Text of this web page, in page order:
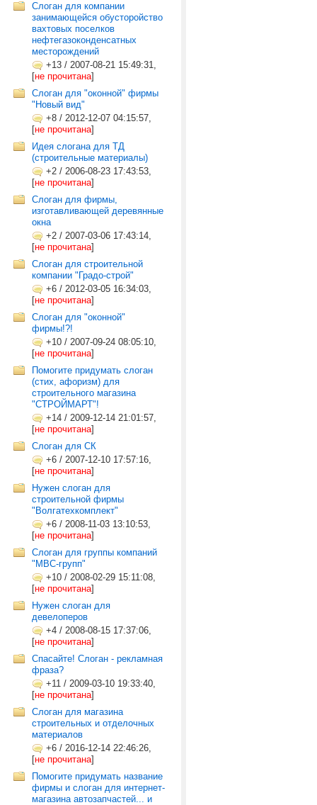
Слоган для компании
занимающейся обусторойство
вахтовых поселков
нефтегазоконденсатных
месторождений
+13 / 2007-08-21 15:49:31,
[не прочитана]
Слоган для "оконной" фирмы
"Новый вид"
+8 / 2012-12-07 04:15:57,
[не прочитана]
Идея слогана для ТД
(строительные материалы)
+2 / 2006-08-23 17:43:53,
[не прочитана]
Слоган для фирмы,
изготавливающей деревянные
окна
+2 / 2007-03-06 17:43:14,
[не прочитана]
Слоган для строительной
компании "Градо-строй"
+6 / 2012-03-05 16:34:03,
[не прочитана]
Слоган для "оконной"
фирмы!?!
+10 / 2007-09-24 08:05:10,
[не прочитана]
Помогите придумать слоган
(стих, афоризм) для
строительного магазина
"СТРОЙМАРТ"!
+14 / 2009-12-14 21:01:57,
[не прочитана]
Cлоган для СК
+6 / 2007-12-10 17:57:16,
[не прочитана]
Нужен слоган для
строительной фирмы
"Волгатехкомплект"
+6 / 2008-11-03 13:10:53,
[не прочитана]
Слоган для группы компаний
"МВС-групп"
+10 / 2008-02-29 15:11:08,
[не прочитана]
Нужен слоган для
девелоперов
+4 / 2008-08-15 17:37:06,
[не прочитана]
Спасайте! Слоган - рекламная
фраза?
+11 / 2009-03-10 19:33:40,
[не прочитана]
Слоган для магазина
строительных и отделочных
материалов
+6 / 2016-12-14 22:46:26,
[не прочитана]
Помогите придумать название
фирмы и слоган для интернет-
магазина автозапчастей... и